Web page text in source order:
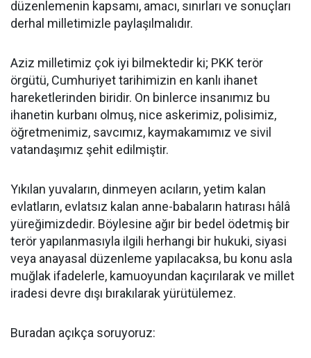
düzenlemenin kapsamı, amacı, sınırları ve sonuçları
derhal milletimizle paylaşılmalıdır.
Aziz milletimiz çok iyi bilmektedir ki; PKK terör
örgütü, Cumhuriyet tarihimizin en kanlı ihanet
hareketlerinden biridir. On binlerce insanımız bu
ihanetin kurbanı olmuş, nice askerimiz, polisimiz,
öğretmenimiz, savcımız, kaymakamımız ve sivil
vatandaşımız şehit edilmiştir.
Yıkılan yuvaların, dinmeyen acıların, yetim kalan
evlatların, evlatsız kalan anne-babaların hatırası hâlâ
yüreğimizdedir. Böylesine ağır bir bedel ödetmiş bir
terör yapılanmasıyla ilgili herhangi bir hukuki, siyasi
veya anayasal düzenleme yapılacaksa, bu konu asla
muğlak ifadelerle, kamuoyundan kaçırılarak ve millet
iradesi devre dışı bırakılarak yürütülemez.
Buradan açıkça soruyoruz: